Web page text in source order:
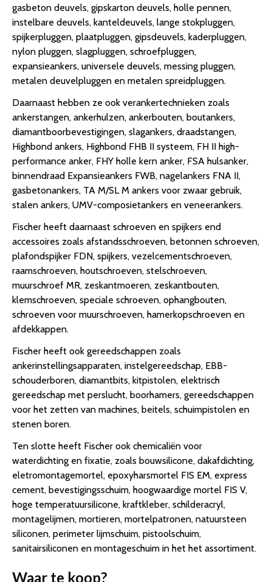
gasbeton deuvels, gipskarton deuvels, holle pennen,
instelbare deuvels, kanteldeuvels, lange stokpluggen,
spijkerpluggen, plaatpluggen, gipsdeuvels, kaderpluggen,
nylon pluggen, slagpluggen, schroefpluggen,
expansieankers, universele deuvels, messing pluggen,
metalen deuvelpluggen en metalen spreidpluggen.
Daarnaast hebben ze ook verankertechnieken zoals
ankerstangen, ankerhulzen, ankerbouten, boutankers,
diamantboorbevestigingen, slagankers, draadstangen,
Highbond ankers, Highbond FHB II systeem, FH II high-
performance anker, FHY holle kern anker, FSA hulsanker,
binnendraad Expansieankers FWB, nagelankers FNA II,
gasbetonankers, TA M/SL M ankers voor zwaar gebruik,
stalen ankers, UMV-composietankers en veneerankers.
Fischer heeft daarnaast schroeven en spijkers end
accessoires zoals afstandsschroeven, betonnen schroeven,
plafondspijker FDN, spijkers, vezelcementschroeven,
raamschroeven, houtschroeven, stelschroeven,
muurschroef MR, zeskantmoeren, zeskantbouten,
klemschroeven, speciale schroeven, ophangbouten,
schroeven voor muurschroeven, hamerkopschroeven en
afdekkappen.
Fischer heeft ook gereedschappen zoals
ankerinstellingsapparaten, instelgereedschap, EBB-
schouderboren, diamantbits, kitpistolen, elektrisch
gereedschap met perslucht, boorhamers, gereedschappen
voor het zetten van machines, beitels, schuimpistolen en
stenen boren.
Ten slotte heeft Fischer ook chemicaliën voor
waterdichting en fixatie, zoals bouwsilicone, dakafdichting,
eletromontagemortel, epoxyharsmortel FIS EM, express
cement, bevestigingsschuim, hoogwaardige mortel FIS V,
hoge temperatuursilicone, kraftkleber, schilderacryl,
montagelijmen, mortieren, mortelpatronen, natuursteen
siliconen, perimeter lijmschuim, pistoolschuim,
sanitairsiliconen en montageschuim in het het assortiment.
Waar te koop?